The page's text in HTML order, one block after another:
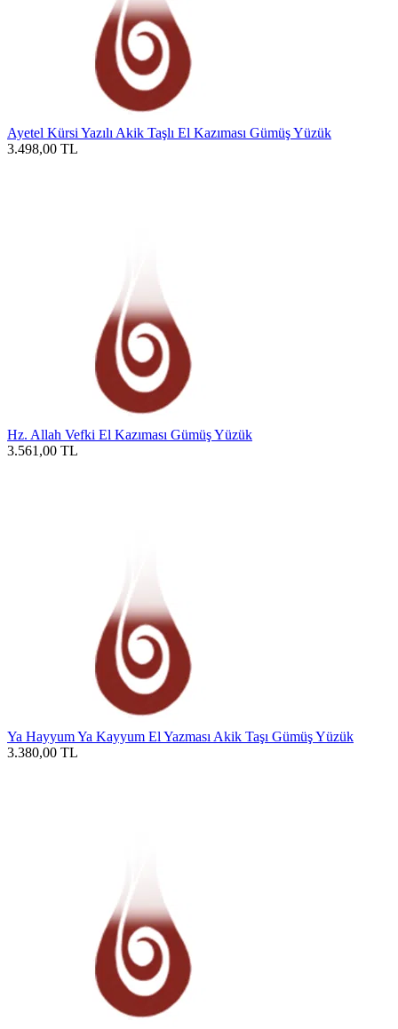
Ayetel Kürsi Yazılı Akik Taşlı El Kazıması Gümüş Yüzük
3.498,00 TL
Hz. Allah Vefki El Kazıması Gümüş Yüzük
3.561,00 TL
Ya Hayyum Ya Kayyum El Yazması Akik Taşı Gümüş Yüzük
3.380,00 TL